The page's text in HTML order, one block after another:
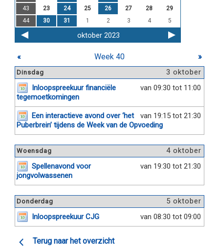
43
23 24 25 26 27 28
29
44
30 31 1 2 3 4 5
oktober 2023
« Week 40 »
3 oktober
Dinsdag
van 09:30 tot 11:00
Inloopspreekuur financiële
tegemoetkomingen
van 19:15 tot 21:30
Een interactieve avond over ‘het
Puberbrein’ tijdens de Week van de Opvoeding
4 oktober
Woensdag
van 19:30 tot 21:30
Spellenavond voor
jongvolwassenen
5 oktober
Donderdag
van 08:30 tot 09:00
Inloopspreekuur CJG
Terug naar het overzicht